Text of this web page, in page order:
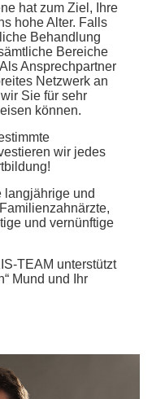
hat zum Ziel, Ihre
hohe Alter. Falls
Behandlung
Bereiche
Ansprechpartner
Netzwerk an
Sie für sehr
können.
wir jedes
langjährige und
und vernünftige
TEAM unterstützt
Mund und Ihr